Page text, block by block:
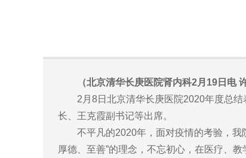
（北京清华长庚医院肾内科2月19日电
2月8日北京清华长庚医院2020年度总结
长、王克霞副书记等出席。
不平凡的2020年，面对疫情的考验，我院
厚德、至善”的理念，不忘初心，在医疗、